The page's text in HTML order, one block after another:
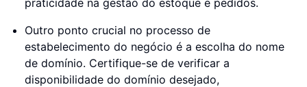
praticidade na gestão do estoque e pedidos.
Outro ponto crucial no processo de
estabelecimento do negócio é a escolha do nome
de domínio. Certifique-se de verificar a
disponibilidade do domínio desejado,